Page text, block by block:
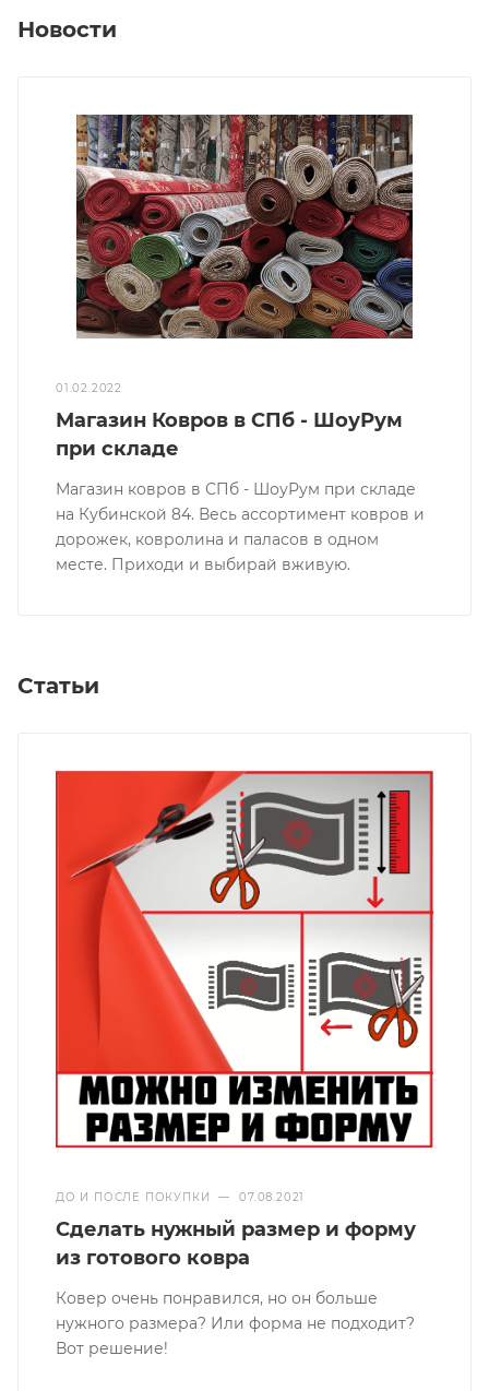
Новости
01.02.2022
Магазин Ковров в СПб - ШоуРум
при складе
Магазин ковров в СПб - ШоуРум при складе
на Кубинской 84. Весь ассортимент ковров и
дорожек, ковролина и паласов в одном
месте. Приходи и выбирай вживую.
Статьи
ДО И ПОСЛЕ ПОКУПКИ — 07.08.2021
Сделать нужный размер и форму
из готового ковра
Ковер очень понравился, но он больше
нужного размера? Или форма не подходит?
Вот решение!